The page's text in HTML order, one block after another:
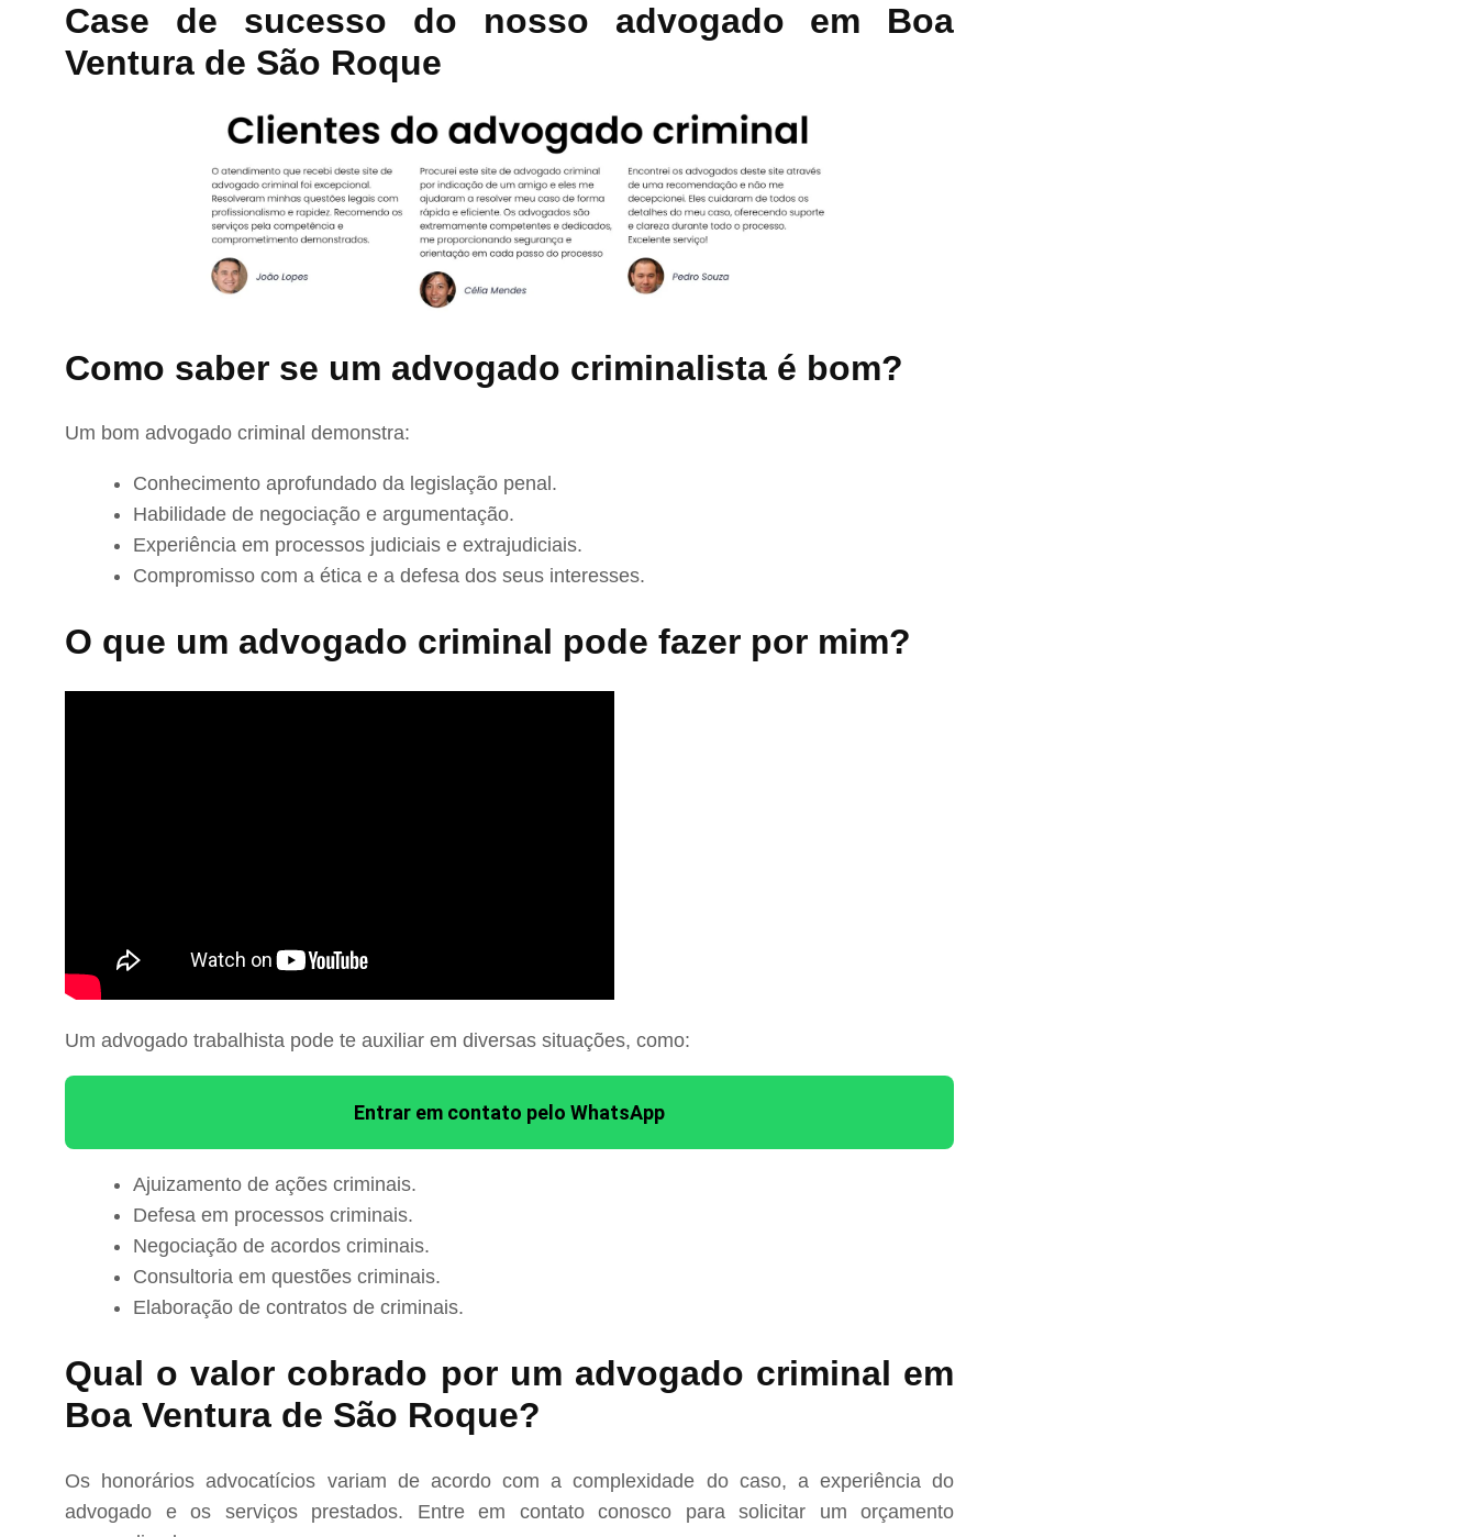
Case de sucesso do nosso advogado em Boa
Ventura de São Roque
Como saber se um advogado criminalista é bom?
Um bom advogado criminal demonstra:
Conhecimento aprofundado da legislação penal.
Habilidade de negociação e argumentação.
Experiência em processos judiciais e extrajudiciais.
Compromisso com a ética e a defesa dos seus interesses.
O que um advogado criminal pode fazer por mim?
Um advogado trabalhista pode te auxiliar em diversas situações, como:
Entrar em contato pelo WhatsApp
Ajuizamento de ações criminais.
Defesa em processos criminais.
Negociação de acordos criminais.
Consultoria em questões criminais.
Elaboração de contratos de criminais.
Qual o valor cobrado por um advogado criminal em
Boa Ventura de São Roque?
Os honorários advocatícios variam de acordo com a complexidade do caso, a experiência do
advogado e os serviços prestados. Entre em contato conosco para solicitar um orçamento